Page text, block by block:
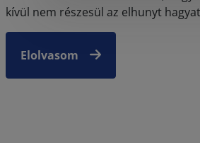
kívül nem részesül az elhunyt
Elolvasom